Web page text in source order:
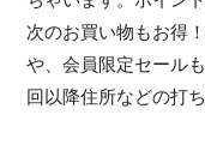
次のお買い物もお得
や、会員限定セール
回以降住所などの打